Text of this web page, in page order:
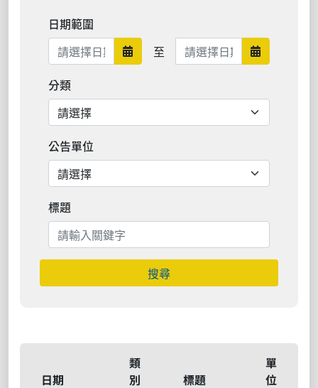
日期範圍
日期範圍開始
至 日期範圍結束 日期範圍
分類
公告單位
標題
搜尋
日期
類
別
標題
單
位